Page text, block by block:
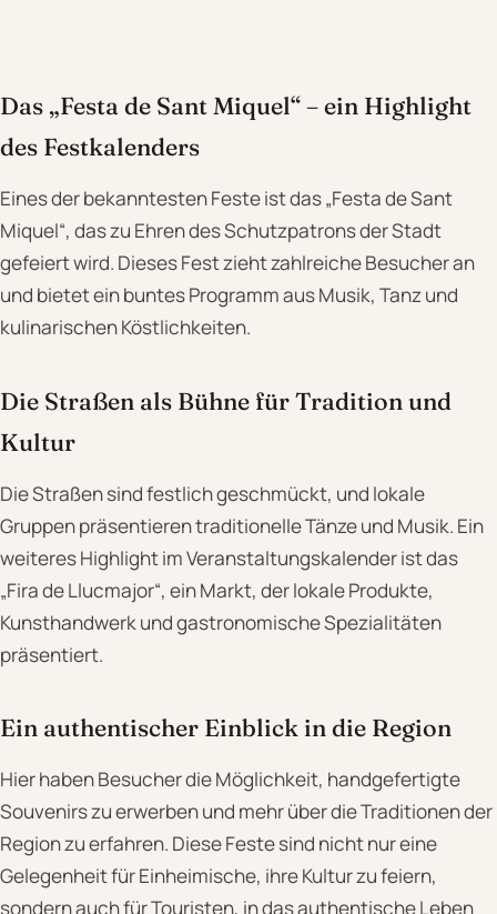
Das „Festa de Sant Miquel“ – ein Highlight
des Festkalenders
Eines der bekanntesten Feste ist das „Festa de Sant
Miquel“, das zu Ehren des Schutzpatrons der Stadt
gefeiert wird. Dieses Fest zieht zahlreiche Besucher an
und bietet ein buntes Programm aus Musik, Tanz und
kulinarischen Köstlichkeiten.
Die Straßen als Bühne für Tradition und
Kultur
Die Straßen sind festlich geschmückt, und lokale
Gruppen präsentieren traditionelle Tänze und Musik. Ein
weiteres Highlight im Veranstaltungskalender ist das
„Fira de Llucmajor“, ein Markt, der lokale Produkte,
Kunsthandwerk und gastronomische Spezialitäten
präsentiert.
Ein authentischer Einblick in die Region
Hier haben Besucher die Möglichkeit, handgefertigte
Souvenirs zu erwerben und mehr über die Traditionen der
Region zu erfahren. Diese Feste sind nicht nur eine
Gelegenheit für Einheimische, ihre Kultur zu feiern,
sondern auch für Touristen, in das authentische Leben